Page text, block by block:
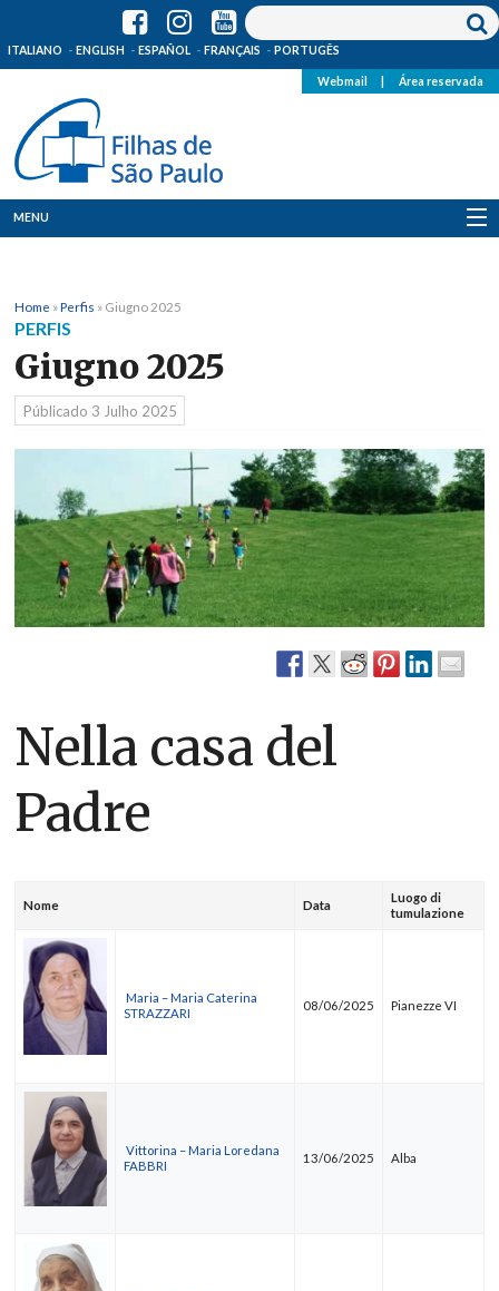
ITALIANO ENGLISH ESPAÑOL FRANÇAIS PORTUGÊS
Webmail Área reservada
MENU
Onde Estamos
Notícias
Recursos
Home »Perfis » Giugno 2025
PERFIS
Giugno 2025
Públicado 3 Julho 2025
Nella casa del
Padre
Nome Data
Luogo di
tumulazione
Maria – Maria Caterina
STRAZZARI
08/06/2025 Pianezze VI
Vittorina – Maria Loredana
FABBRI
13/06/2025 Alba